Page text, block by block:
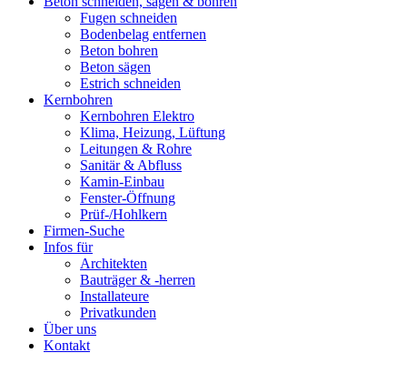
Fugen schneiden
Bodenbelag entfernen
Beton bohren
Beton sägen
Estrich schneiden
Kernbohren
Kernbohren Elektro
Klima, Heizung, Lüftung
Leitungen & Rohre
Sanitär & Abfluss
Kamin-Einbau
Fenster-Öffnung
Prüf-/Hohlkern
Firmen-Suche
Infos für
Architekten
Bauträger & -herren
Installateure
Privatkunden
Über uns
Kontakt